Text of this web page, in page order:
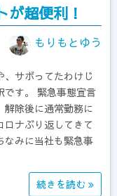
が超便利！
もりもとゆう
サボってたわけじ
す。 緊急事態宣言
解除後に通常勤務に
ナぶり返してきて
なみに当社も緊急事
続きを読む